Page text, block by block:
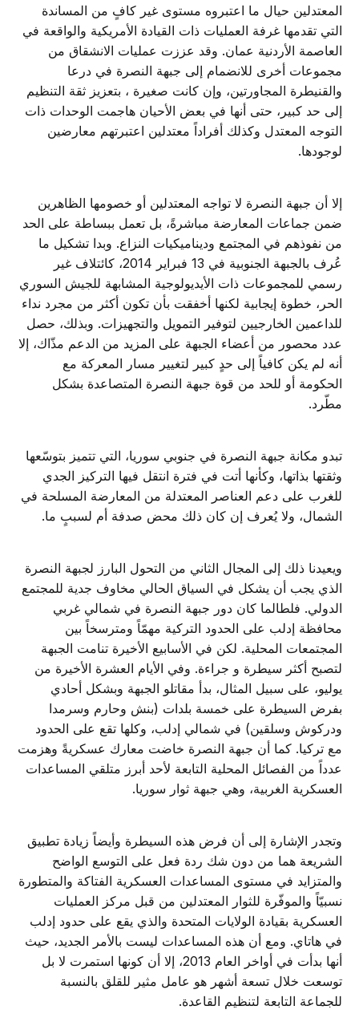
المعتدلين حيال ما اعتبروه مستوى غير كافٍ من المساندة
التي تقدمها غرفة العمليات ذات القيادة الأمريكية والواقعة في
العاصمة الأردنية عمان. وقد عززت عمليات الانشقاق من
مجموعات أخرى للانضمام إلى جبهة النصرة في درعا
والقنيطرة المجاورتين، وإن كانت صغيرة ، بتعزيز ثقة التنظيم
إلى حد كبير، حتى أنها في بعض الأحيان هاجمت الوحدات ذات
التوجه المعتدل وكذلك أفراداً معتدلين اعتبرتهم معارضين
لوجودها.
إلا أن جبهة النصرة لا تواجه المعتدلين أو خصومها الظاهرين
ضمن جماعات المعارضة مباشرةً، بل تعمل ببساطة على الحد
من نفوذهم في المجتمع وديناميكيات النزاع. وبدا تشكيل ما
عُرف بالجبهة الجنوبية في 13 فبراير 2014، كائتلاف غير
رسمي للمجموعات ذات الأيديولوجية المشابهة للجيش السوري
الحر، خطوة إيجابية لكنها أخفقت بأن تكون أكثر من مجرد نداء
للداعمين الخارجيين لتوفير التمويل والتجهيزات. وبذلك، حصل
عدد محصور من أعضاء الجبهة على المزيد من الدعم مذّاك، إلا
أنه لم يكن كافياً إلى حدٍ كبير لتغيير مسار المعركة مع
الحكومة أو للحد من قوة جبهة النصرة المتصاعدة بشكل
مطّرد.
تبدو مكانة جبهة النصرة في جنوبي سوريا، التي تتميز بتوسّعها
وثقتها بذاتها، وكأنها أتت في فترة انتقل فيها التركيز الجدي
للغرب على دعم العناصر المعتدلة من المعارضة المسلحة في
الشمال، ولا يُعرف إن كان ذلك محض صدفة أم لسببٍ ما.
ويعيدنا ذلك إلى المجال الثاني من التحول البارز لجبهة النصرة
الذي يجب أن يشكل في السياق الحالي مخاوف جدية للمجتمع
الدولي. فلطالما كان دور جبهة النصرة في شمالي غربي
محافظة إدلب على الحدود التركية مهمّاً ومترسخاً بين
المجتمعات المحلية. لكن في الأسابيع الأخيرة تنامت الجبهة
لتصبح أكثر سيطرة و جراءة. وفي الأيام العشرة الأخيرة من
يوليو، على سبيل المثال، بدأ مقاتلو الجبهة وبشكل أحادي
بفرض السيطرة على خمسة بلدات (بنش وحارم وسرمدا
ودركوش وسلقين) في شمالي إدلب، وكلها تقع على الحدود
مع تركيا. كما أن جبهة النصرة خاضت معارك عسكريةً وهزمت
عدداً من الفصائل المحلية التابعة لأحد أبرز متلقي المساعدات
العسكرية الغربية، وهي جبهة ثوار سوريا.
وتجدر الإشارة إلى أن فرض هذه السيطرة وأيضاً زيادة تطبيق
الشريعة هما من دون شك ردة فعل على التوسع الواضح
والمتزايد في مستوى المساعدات العسكرية الفتاكة والمتطورة
نسبيّاً والموفّرة للثوار المعتدلين من قبل مركز العمليات
العسكرية بقيادة الولايات المتحدة والذي يقع على حدود إدلب
في هاتاي. ومع أن هذه المساعدات ليست بالأمر الجديد، حيث
أنها بدأت في أواخر العام 2013، إلا أن كونها استمرت لا بل
توسعت خلال تسعة أشهر هو عامل مثير للقلق بالنسبة
للجماعة التابعة لتنظيم القاعدة.